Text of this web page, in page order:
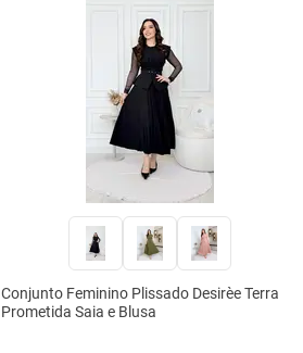
Conjunto Feminino Plissado Desirèe Terra
Prometida Saia e Blusa